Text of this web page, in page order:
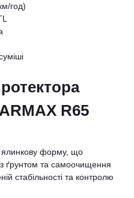
год)
R65
форму, що
ґрунтом та самоочищення
стабільності та контролю